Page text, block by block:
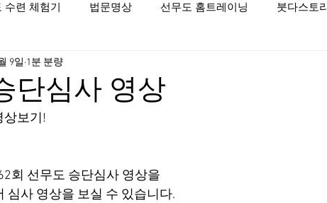
수련 체험기 법문명상 선무도 홈트레이닝 붓다스토리
선무도사진
단심사 영상
9일 1분 분량
상보기!
회 선무도 승단심사 영상을
심사 영상을 보실 수 있습니다.